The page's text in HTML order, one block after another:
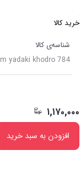
خرید کالا
شناسه‌ی کالا
yadaki khodro 784
۱,۱۷۰,۰۰۰
افزودن به سبد خرید